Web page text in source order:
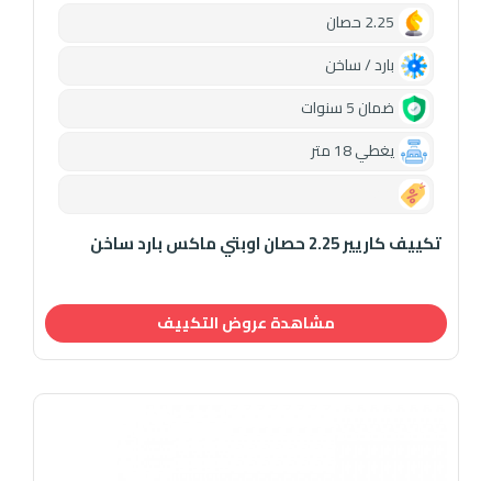
بارد / ساخن
ضمان 5 سنوات
يغطي 18 متر
تكييف كاريير 2.25 حصان اوبتي ماكس بارد ساخن
مشاهدة عروض التكييف